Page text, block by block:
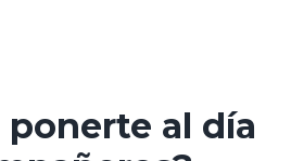
ponerte al día